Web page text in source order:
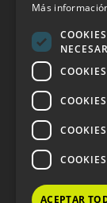
Política de
Contacto
DOSSIER Y
Dossier 2026
Dossier 2026
Más
ACEPTAR